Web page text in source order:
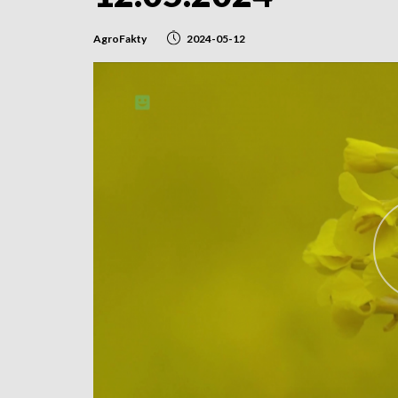
AgroFakty 2024-05-12